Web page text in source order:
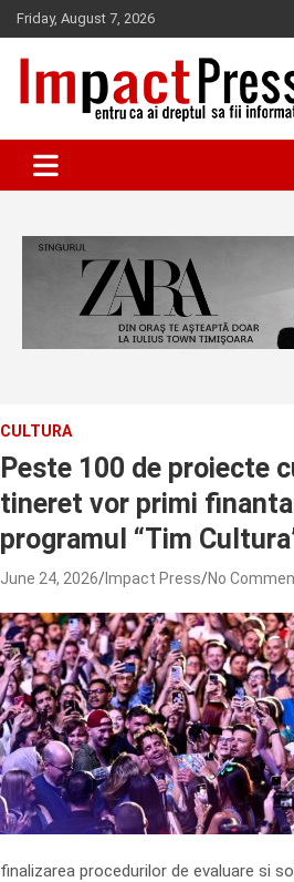
Skip
to
content
Friday, August 7, 2026
IMPACTPRESS
CULTURA
Peste 100 de proiecte
tineret vor primi
programul “Tim
June 24, 2026 Impact Press No
finalizarea procedurilor de evaluare si